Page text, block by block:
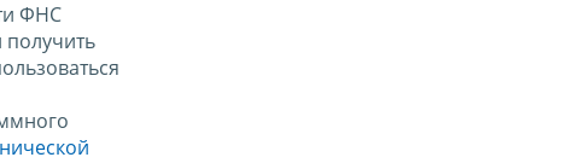
ФНС
получить